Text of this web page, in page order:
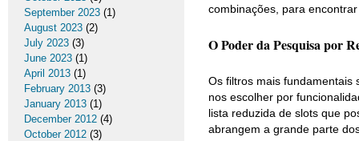
combinações, para
O Poder da Pesquisa por
Os filtros mais fundamentais
nos escolher por
lista reduzida de slots que
abrangem a grande parte
September 2023 (1)
August 2023 (2)
July 2023 (3)
June 2023 (1)
April 2013 (1)
February 2013 (3)
January 2013 (1)
December 2012 (4)
October 2012 (3)